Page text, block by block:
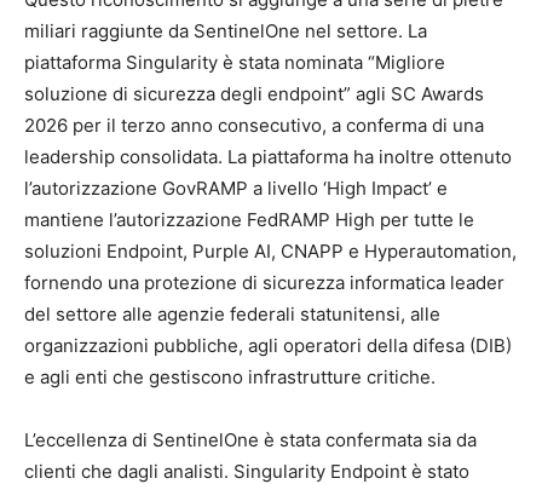
miliari raggiunte da SentinelOne nel settore. La
piattaforma Singularity è stata nominata “Migliore
soluzione di sicurezza degli endpoint” agli SC Awards
2026 per il terzo anno consecutivo, a conferma di una
leadership consolidata. La piattaforma ha inoltre ottenuto
l’autorizzazione GovRAMP a livello ‘High Impact’ e
mantiene l’autorizzazione FedRAMP High per tutte le
soluzioni Endpoint, Purple AI, CNAPP e Hyperautomation,
fornendo una protezione di sicurezza informatica leader
del settore alle agenzie federali statunitensi, alle
organizzazioni pubbliche, agli operatori della difesa (DIB)
e agli enti che gestiscono infrastrutture critiche.
L’eccellenza di SentinelOne è stata confermata sia da
clienti che dagli analisti. Singularity Endpoint è stato